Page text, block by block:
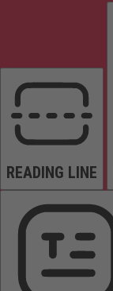
READING LINE